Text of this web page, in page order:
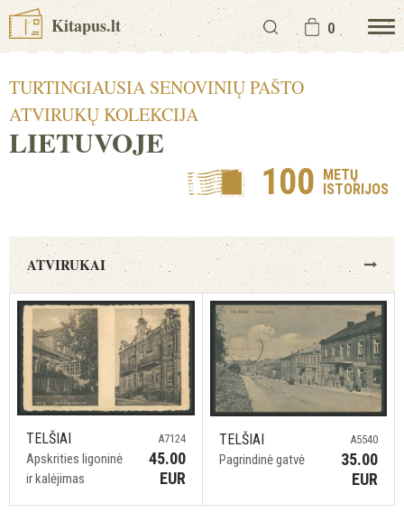
Kitapus.lt 0
TURTINGIAUSIA SENOVINIŲ PAŠTO
ATVIRUKŲ KOLEKCIJA
LIETUVOJE
100 METŲ
ISTORIJOS
ATVIRUKAI
TELŠIAI
Apskrities ligoninė
ir kalėjimas
A7124
45.00
EUR
TELŠIAI
Pagrindinė gatvė
A5540
35.00
EUR